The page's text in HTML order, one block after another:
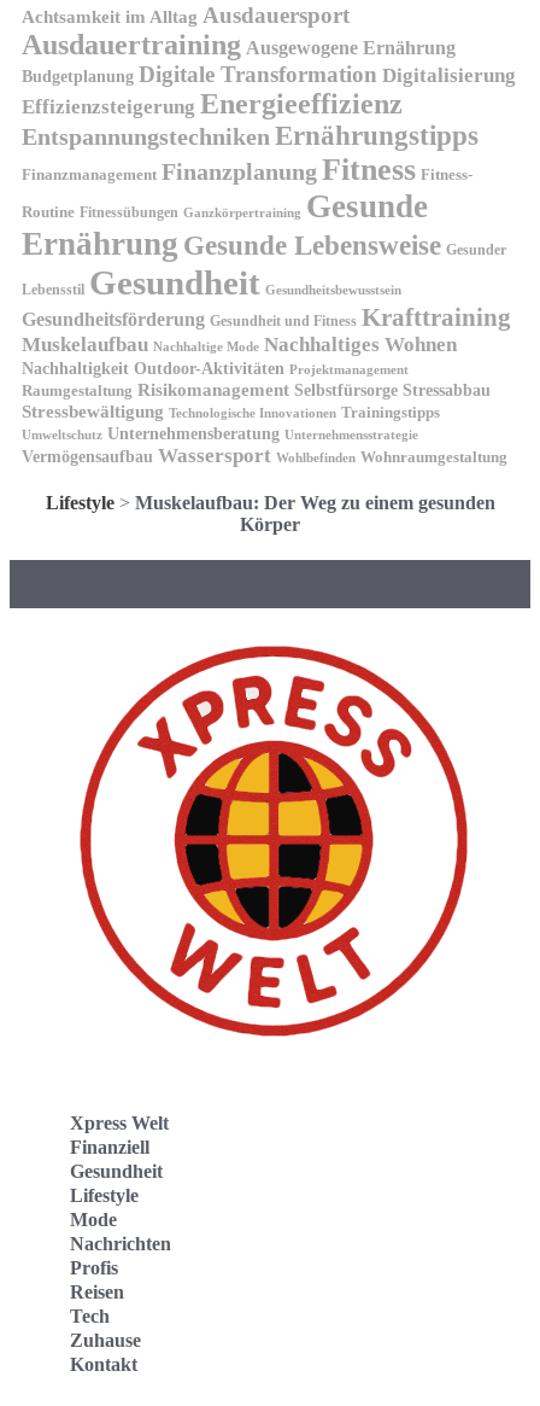
Achtsamkeit im Alltag Ausdauersport
Ausdauertraining Ausgewogene Ernährung
Budgetplanung Digitale Transformation Digitalisierung
Effizienzsteigerung Energieeffizienz
Entspannungstechniken Ernährungstipps
Finanzmanagement Finanzplanung Fitness Fitness-
Routine Fitnessübungen Ganzkörpertraining Gesunde
Ernährung Gesunde Lebensweise Gesunder
Lebensstil Gesundheit Gesundheitsbewusstsein
Gesundheitsförderung Gesundheit und Fitness Krafttraining
Muskelaufbau Nachhaltige Mode Nachhaltiges Wohnen
Nachhaltigkeit Outdoor-Aktivitäten Projektmanagement
Raumgestaltung Risikomanagement Selbstfürsorge Stressabbau
Stressbewältigung Technologische Innovationen Trainingstipps
Umweltschutz Unternehmensberatung Unternehmensstrategie
Vermögensaufbau Wassersport Wohlbefinden Wohnraumgestaltung
Lifestyle> Muskelaufbau: Der Weg zu einem gesunden
Körper
Xpress Welt
Finanziell
Gesundheit
Lifestyle
Mode
Nachrichten
Profis
Reisen
Tech
Zuhause
Kontakt